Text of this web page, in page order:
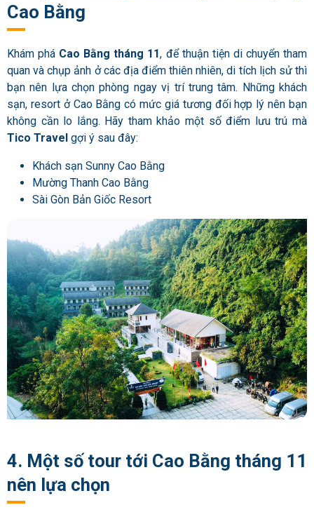
Cao Bằng
Khám phá Cao Bằng tháng 11, để thuận tiện di chuyển tham
quan và chụp ảnh ở các địa điểm thiên nhiên, di tích lịch sử thì
bạn nên lựa chọn phòng ngay vị trí trung tâm. Những khách
sạn, resort ở Cao Bằng có mức giá tương đối hợp lý nên bạn
không cần lo lắng. Hãy tham khảo một số điểm lưu trú mà
Tico Travel gợi ý sau đây:
Khách sạn Sunny Cao Bằng
Mường Thanh Cao Bằng
Sài Gòn Bản Giốc Resort
4. Một số tour tới Cao Bằng tháng 11
nên lựa chọn